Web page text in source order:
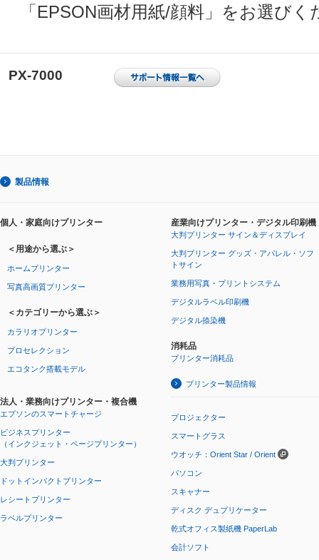
「EPSON画材用紙/顔料」をお選びく
PX-7000
製品情報
個人・家庭向けプリンター
＜用途から選ぶ＞
ホームプリンター
写真高画質プリンター
＜カテゴリーから選ぶ＞
カラリオプリンター
プロセレクション
エコタンク搭載モデル
法人・業務向けプリンター・複合機
エプソンのスマートチャージ
ビジネスプリンター
（インクジェット・ページプリンター）
大判プリンター
ドットインパクトプリンター
レシートプリンター
ラベルプリンター
産業向けプリンター・デジタル印刷機
大判プリンター サイン＆ディスプレイ
大判プリンター グッズ・アパレル・ソフ
トサイン
業務用写真・プリントシステム
デジタルラベル印刷機
デジタル捺染機
消耗品
プリンター消耗品
プリンター製品情報
プロジェクター
スマートグラス
ウオッチ：Orient Star / Orient
パソコン
スキャナー
ディスク デュプリケーター
乾式オフィス製紙機 PaperLab
会計ソフト